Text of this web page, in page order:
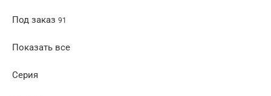
Под заказ 91
Показать все
Серия